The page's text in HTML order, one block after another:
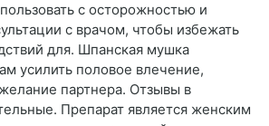
с осторожностью и
с врачом, чтобы избежать
для. Шпанская мушка
усилить половое влечение,
партнера. Отзывы в
Препарат является женским